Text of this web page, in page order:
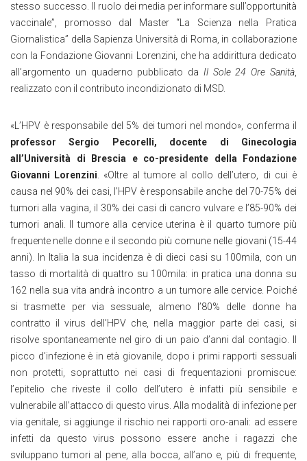
stesso successo. Il ruolo dei media per informare sull’opportunità
vaccinale”, promosso dal Master “La Scienza nella Pratica
Giornalistica” della Sapienza Università di Roma, in collaborazione
con la Fondazione Giovanni Lorenzini, che ha addirittura dedicato
all’argomento un quaderno pubblicato da Il Sole 24 Ore Sanità
realizzato con il contributo incondizionato di MSD.
«L’HPV è responsabile del 5% dei tumori nel mondo», conferma il
professor Sergio Pecorelli, docente di Ginecologia
all’Università di Brescia e co-presidente della Fondazione
Giovanni Lorenzini . «Oltre al tumore al collo dell’utero, di cui è
causa nel 90% dei casi, l’HPV è responsabile anche del 70-75% dei
tumori alla vagina, il 30% dei casi di cancro vulvare e l’85-90% dei
tumori anali. Il tumore alla cervice uterina è il quarto tumore più
frequente nelle donne e il secondo più comune nelle giovani (15-44
anni). In Italia la sua incidenza è di dieci casi su 100mila, con un
tasso di mortalità di quattro su 100mila: in pratica una donna su
162 nella sua vita andrà incontro a un tumore alle cervice. Poiché
si trasmette per via sessuale, almeno l’80% delle donne ha
contratto il virus dell’HPV che, nella maggior parte dei casi, si
risolve spontaneamente nel giro di un paio d’anni dal contagio. Il
picco d’infezione è in età giovanile, dopo i primi rapporti sessuali
non protetti, soprattutto nei casi di frequentazioni promiscue:
l’epitelio che riveste il collo dell’utero è infatti più sensibile e
vulnerabile all’attacco di questo virus. Alla modalità di infezione per
via genitale, si aggiunge il rischio nei rapporti oro-anali: ad essere
infetti da questo virus possono essere anche i ragazzi che
sviluppano tumori al pene, alla bocca, all’ano e, più di frequente,